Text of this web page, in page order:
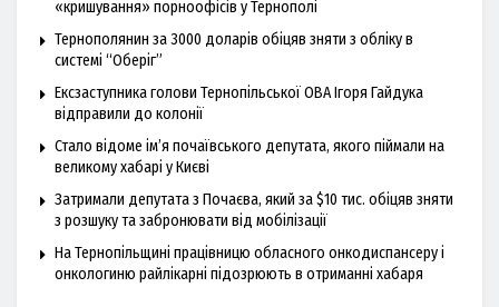
«кришування» порноофісів у Тернополі
Тернополянин за 3000 доларів обіцяв зняти з обліку в
системі “Оберіг”
Ексзаступника голови Тернопільської ОВА Ігоря Гайдука
відправили до колонії
Стало відоме ім’я почаївського депутата, якого піймали на
великому хабарі у Києві
Затримали депутата з Почаєва, який за $10 тис. обіцяв зняти
з розшуку та забронювати від мобілізації
На Тернопільщині працівницю обласного онкодиспансеру і
онкологиню райлікарні підозрюють в отриманні хабаря